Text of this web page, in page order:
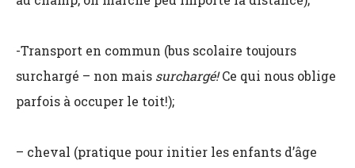
-Transport en commun (bus scolaire toujours
surchargé – non mais surchargé!Ce qui nous oblige
parfois à occuper le toit!);
– cheval (pratique pour initier les enfants d’âge